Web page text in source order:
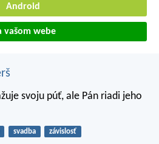
Android
vašom webe
svoju púť, ale Pán riadi jeho
svadba závislosť